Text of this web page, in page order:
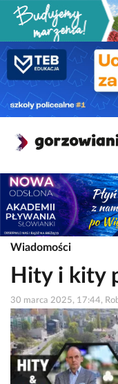
Wiadomości
Hity i kity
30 marca 2025, 17:44,